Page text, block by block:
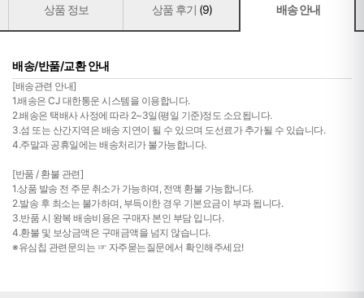
상품 정보 상품 후기 (9) 배송 안내
배송/반품/교환 안내
[배송관련 안내]
1.배송은 CJ 대한통운 시스템을 이용합니다.
2.배송은 택배사 사정에 따라 2~3일(평일 기준)정도 소요됩니다.
3.섬 또는 산간지역은 배송 지연이 될 수 있으며 도선료가 추가될 수 있습니다.
4.주말과 공휴일에는 배송처리가 불가능합니다.
[반품 / 환불 관련]
1.상품 발송 전 주문 취소가 가능하며, 전액 환불 가능합니다.
2.발송 후 최소는 불가하며, 부득이한 경우 기본요금이 부과 됩니다.
3.반품 시 왕복 배송비용은 구매자 본인 부담 입니다.
4.환불 및 보상금액은 구매금액을 넘지 않습니다.
※유심칩 관련문의는 ☞ 자주묻는질문에서 확인해주세요!